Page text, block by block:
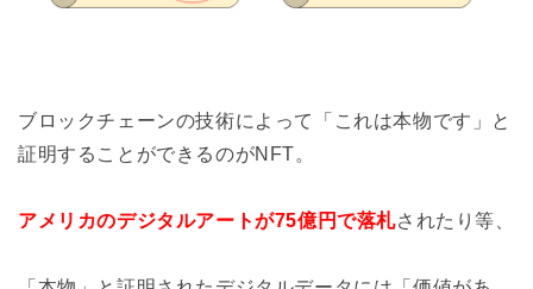
ブロックチェーンの技術によって「これは本物です」と
証明することができるのがNFT。
アメリカのデジタルアートが75億円で落札されたり等、